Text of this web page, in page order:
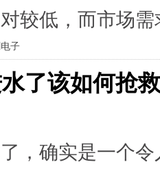
较低，而市场
子
了该如何抢
，确实是一个